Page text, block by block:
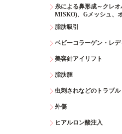
糸による鼻形成～クレ
MISKO)、Gメッシュ、
脂肪吸引
ベビーコラーゲン・レデ
美容針アイリフト
脂肪腫
虫刺されなどのトラブル
外傷
ヒアルロン酸注入